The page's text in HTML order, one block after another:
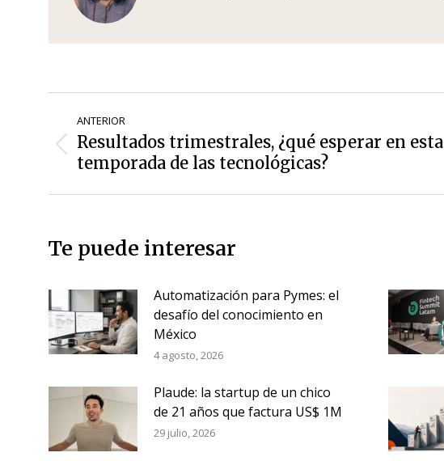
de
entradas
ANTERIOR
Entrada
anterior:
Resultados trimestrales, ¿qué esperar en esta
temporada de las tecnológicas?
Te puede interesar
Automatización para Pymes: el
desafío del conocimiento en
México
4 agosto, 2026
Plaude: la startup de un chico
de 21 años que factura US$ 1M
29 julio, 2026